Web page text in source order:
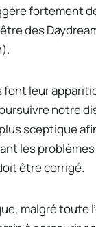
fortement
des
font leur
notre
sceptique
les
être corrigé.
malgré toute